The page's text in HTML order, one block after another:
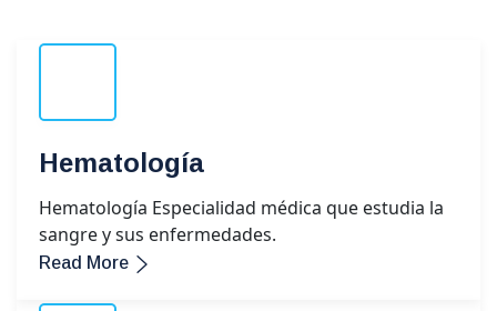
Hematología
Hematología Especialidad médica que estudia la
sangre y sus enfermedades.
Read More